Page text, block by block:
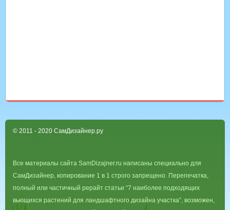
© 2011 - 2020 СамДизайнер.ру
Все материалы сайта SamDizajner.ru написаны специально для
СамДизайнер, копирование 1 в 1 строго запрещено. Перепечатка,
полный или частичный рерайт статьи “7 наиболее подходящих
вьющихся растений для ландшафтного дизайна участка”, возможен,